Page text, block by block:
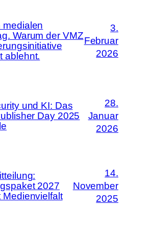
medialen
Warum der VMZ
ablehnt.
3.
Februar
2026
und KI: Das
Day 2025
28.
Januar
2026
2027
Medienvielfalt
14.
November
2025